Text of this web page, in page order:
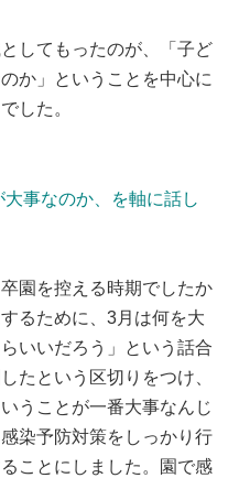
してもったのが、「子ど
か」ということを中心に
した。
事なのか、を軸に話し
園を控える時期でしたか
るために、3月は何を大
いいだろう」という話合
たという区切りをつけ、
うことが一番大事なんじ
染予防対策をしっかり行
ことにしました。園で感